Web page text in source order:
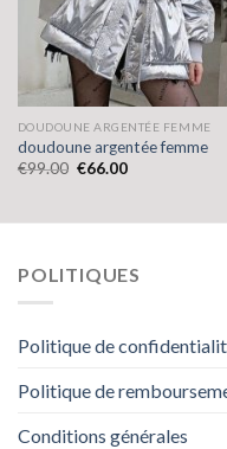
DOUDOUNE ARGENTÉE FEMME
doudoune argentée femme
€99.00 €66.00
POLITIQUES
Politique de
Politique de
Conditions générales